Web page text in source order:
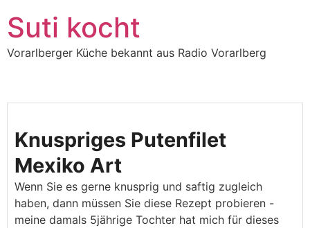
Suti kocht
Vorarlberger Küche bekannt aus Radio Vorarlberg
Knuspriges Putenfilet
Mexiko Art
Wenn Sie es gerne knusprig und saftig zugleich
haben, dann müssen Sie diese Rezept probieren -
meine damals 5jährige Tochter hat mich für dieses